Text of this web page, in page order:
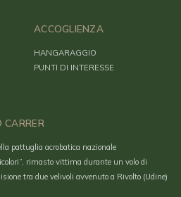
ACCOGLIENZA
HANGARAGGIO
PUNTI DI INTERESSE
CARRER
pattuglia acrobatica nazionale
rimasto vittima durante un volo di
tra due velivoli avvenuto a Rivolto (Udine)